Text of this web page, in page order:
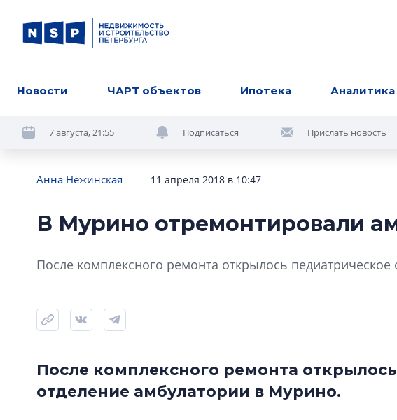
Новости ЧАРТ объектов Ипотека Аналитика
7 августа, 21:55 Подписаться Прислать новость
Анна Нежинская 11 апреля 2018 в 10:47
В Мурино отремонтировали
После комплексного ремонта открылось
После комплексного ремонта
отделение амбулатории в Мурино.